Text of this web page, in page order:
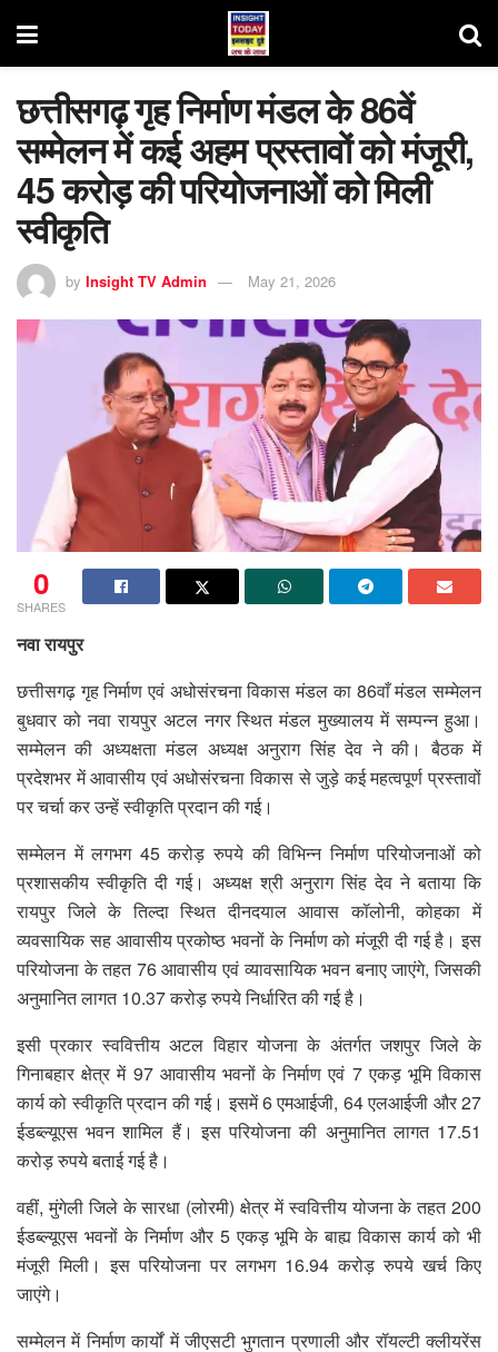
छत्तीसगढ़ गृह निर्माण मंडल के 86वें
सम्मेलन में कई अहम प्रस्तावों को मंजूरी,
45 करोड़ की परियोजनाओं को मिली
स्वीकृति
by Insight TV Admin May 21, 2026
0
SHARES
नवा रायपुर
छत्तीसगढ़ गृह निर्माण एवं अधोसंरचना विकास मंडल का 86वाँ मंडल सम्मेलन
बुधवार को नवा रायपुर अटल नगर स्थित मंडल मुख्यालय में सम्पन्न हुआ।
सम्मेलन की अध्यक्षता मंडल अध्यक्ष अनुराग सिंह देव ने की। बैठक में
प्रदेशभर में आवासीय एवं अधोसंरचना विकास से जुड़े कई महत्वपूर्ण प्रस्तावों
पर चर्चा कर उन्हें स्वीकृति प्रदान की गई।
सम्मेलन में लगभग 45 करोड़ रुपये की विभिन्न निर्माण परियोजनाओं को
प्रशासकीय स्वीकृति दी गई। अध्यक्ष श्री अनुराग सिंह देव ने बताया कि
रायपुर जिले के तिल्दा स्थित दीनदयाल आवास कॉलोनी, कोहका में
व्यवसायिक सह आवासीय प्रकोष्ठ भवनों के निर्माण को मंजूरी दी गई है। इस
परियोजना के तहत 76 आवासीय एवं व्यावसायिक भवन बनाए जाएंगे, जिसकी
अनुमानित लागत 10.37 करोड़ रुपये निर्धारित की गई है।
इसी प्रकार स्ववित्तीय अटल विहार योजना के अंतर्गत जशपुर जिले के
गिनाबहार क्षेत्र में 97 आवासीय भवनों के निर्माण एवं 7 एकड़ भूमि विकास
कार्य को स्वीकृति प्रदान की गई। इसमें 6 एमआईजी, 64 एलआईजी और 27
ईडब्ल्यूएस भवन शामिल हैं। इस परियोजना की अनुमानित लागत 17.51
करोड़ रुपये बताई गई है।
वहीं, मुंगेली जिले के सारधा (लोरमी) क्षेत्र में स्ववित्तीय योजना के तहत 200
ईडब्ल्यूएस भवनों के निर्माण और 5 एकड़ भूमि के बाह्य विकास कार्य को भी
मंजूरी मिली। इस परियोजना पर लगभग 16.94 करोड़ रुपये खर्च किए
जाएंगे।
सम्मेलन में निर्माण कार्यों में जीएसटी भुगतान प्रणाली और रॉयल्टी क्लीयरेंस